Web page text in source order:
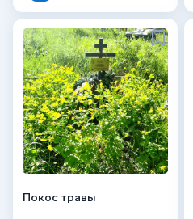
Покос травы